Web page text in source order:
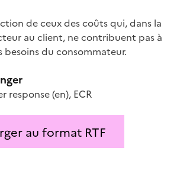
de ceux des coûts qui, dans la
au client, ne contribuent pas à
besoins du consommateur.
response(en), ECR
au format RTF